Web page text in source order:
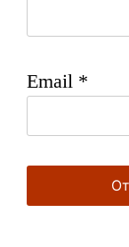
Email *